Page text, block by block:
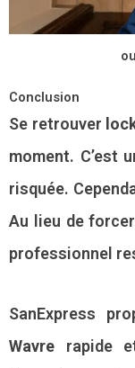
Conclusion
Se retrouver
moment. C’est
risquée.
Au lieu de
professionnel
SanExpress
Wavre rapide